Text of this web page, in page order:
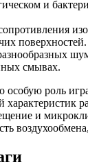
и
поверхностей.
смывах.
особую роль
характеристик
и